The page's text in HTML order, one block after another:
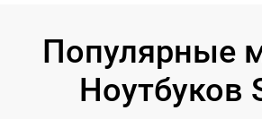
Популярные
Ноутбуков